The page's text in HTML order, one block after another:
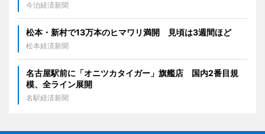
今治経済新聞
松本・新村で13万本のヒマワリ満開 見頃は3週間ほど
松本経済新聞
名古屋駅前に「オニツカタイガー」旗艦店 国内2番目規
模、全ライン展開
名駅経済新聞